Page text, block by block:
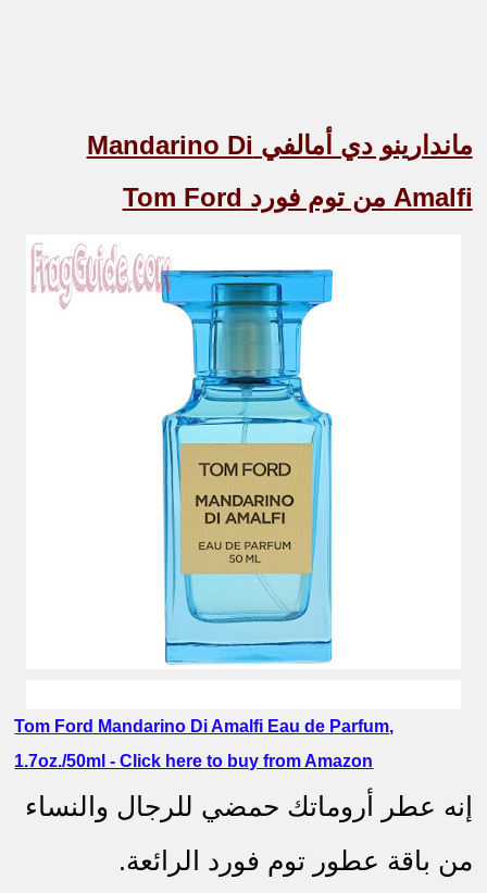
ماندارينو دي أمالفي Mandarino Di
Amalfi من توم فورد Tom Ford
Tom Ford Mandarino Di Amalfi Eau de Parfum,
1.7oz./50ml - Click here to buy from Amazon
إنه عطر أروماتك حمضي للرجال والنساء
من باقة عطور توم فورد الرائعة.